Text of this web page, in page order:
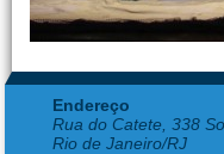
Endereço
Rua do Catete, 338
Rio de Janeiro/RJ